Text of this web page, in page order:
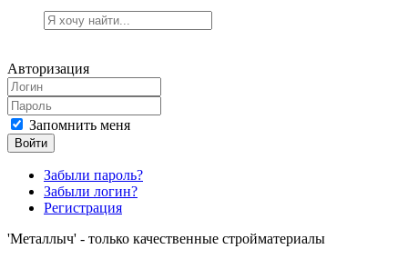
Авторизация
Запомнить меня
Войти
Забыли пароль?
Забыли логин?
Регистрация
'Металлыч' - только качественные стройматериалы